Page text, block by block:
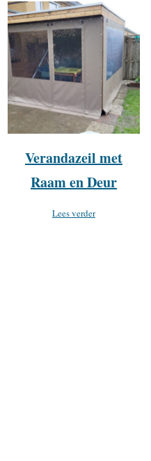
Verandazeil met
Raam en Deur
Lees verder